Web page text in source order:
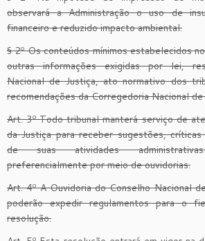
observará a Administração o uso de
financeiro e reduzido impacto ambiental.
§ 2º Os conteúdos mínimos estabelecidos
outras informações exigidas por lei,
Nacional de Justiça, ato normativo dos
recomendações da Corregedoria Nacional
Art. 3º Todo tribunal manterá serviço de
da Justiça para receber sugestões,
de suas atividades
preferencialmente por meio de ouvidorias.
Art. 4º A Ouvidoria do Conselho Nacional
poderão expedir regulamentos para o
resolução.